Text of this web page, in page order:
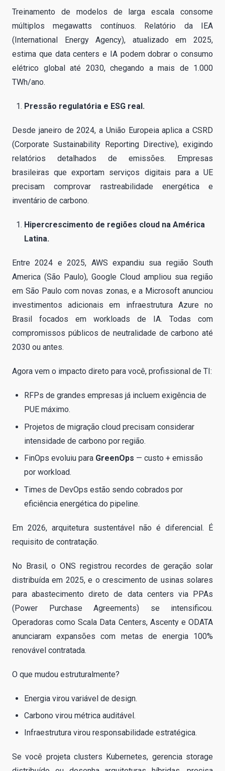
Treinamento de modelos de larga escala consome
múltiplos megawatts contínuos. Relatório da IEA
(International Energy Agency), atualizado em 2025,
estima que data centers e IA podem dobrar o consumo
elétrico global até 2030, chegando a mais de 1.000
TWh/ano.
Pressão regulatória e ESG real.
Desde janeiro de 2024, a União Europeia aplica a CSRD
(Corporate Sustainability Reporting Directive), exigindo
relatórios detalhados de emissões. Empresas
brasileiras que exportam serviços digitais para a UE
precisam comprovar rastreabilidade energética e
inventário de carbono.
Hipercrescimento de regiões cloud na América
Latina.
Entre 2024 e 2025, AWS expandiu sua região South
America (São Paulo), Google Cloud ampliou sua região
em São Paulo com novas zonas, e a Microsoft anunciou
investimentos adicionais em infraestrutura Azure no
Brasil focados em workloads de IA. Todas com
compromissos públicos de neutralidade de carbono até
2030 ou antes.
Agora vem o impacto direto para você, profissional de TI:
RFPs de grandes empresas já incluem exigência de
PUE máximo.
Projetos de migração cloud precisam considerar
intensidade de carbono por região.
FinOps evoluiu para GreenOps — custo + emissão
por workload.
Times de DevOps estão sendo cobrados por
eficiência energética do pipeline.
Em 2026, arquitetura sustentável não é diferencial. É
requisito de contratação.
No Brasil, o ONS registrou recordes de geração solar
distribuída em 2025, e o crescimento de usinas solares
para abastecimento direto de data centers via PPAs
(Power Purchase Agreements) se intensificou.
Operadoras como Scala Data Centers, Ascenty e ODATA
anunciaram expansões com metas de energia 100%
renovável contratada.
O que mudou estruturalmente?
Energia virou variável de design.
Carbono virou métrica auditável.
Infraestrutura virou responsabilidade estratégica.
Se você projeta clusters Kubernetes, gerencia storage